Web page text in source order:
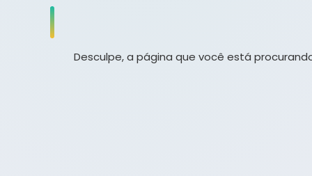
Desculpe, a página que você está